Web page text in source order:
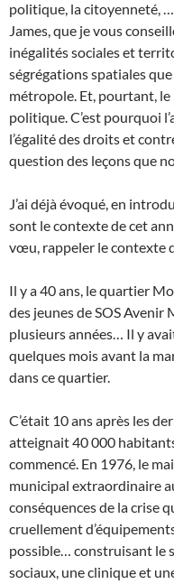
politique, la citoyenneté,
James, que je vous
inégalités sociales et
ségrégations spatiales
métropole. Et, pourtant, le
politique. C’est pourquoi
l’égalité des droits et
question des leçons que
J’ai déjà évoqué, en
sont le contexte de cet
vœu, rappeler le contexte
Il y a 40 ans, le quartier
des jeunes de SOS
plusieurs années… Il y
quelques mois avant la
dans ce quartier.
C’était 10 ans après les
atteignait 40 000
commencé. En 1976, le
municipal extraordinaire
conséquences de la crise
cruellement
possible… construisant le
sociaux, une clinique et